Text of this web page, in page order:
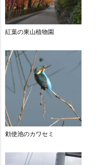
紅葉の東山植物園
勅使池のカワセミ